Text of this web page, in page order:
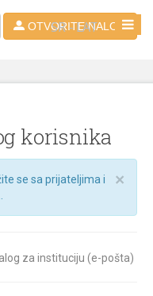
OTVORITE NALOG
SR - LAT
korisnika
×
se sa prijateljima i
za instituciju (e-pošta)